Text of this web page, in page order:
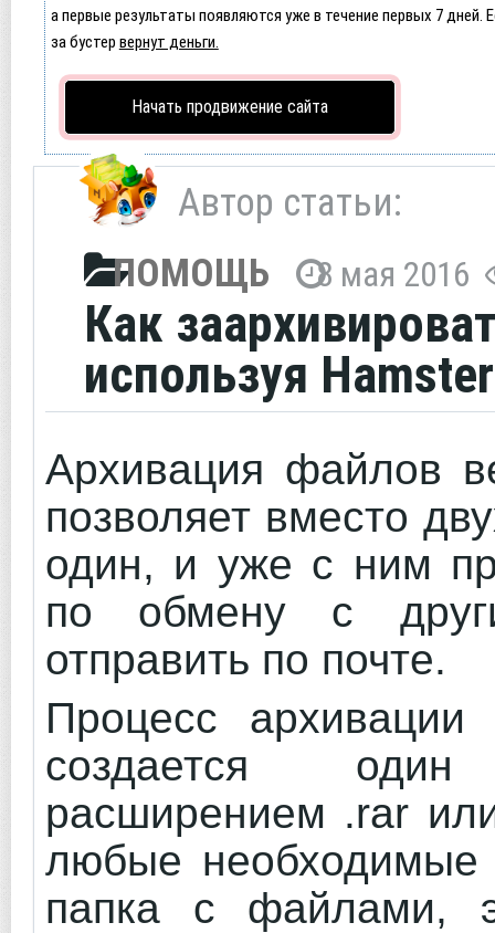
а первые результаты появляются уже в течение первых 7 дней.
за бустер вернут деньги.
Начать продвижение сайта
Автор статьи:
ПОМОЩЬ
8 мая 2016
Как
используя
Архивация файлов
позволяет вместо
один, и уже с ним
по обмену с
отправить по почте.
Процесс
создается
расширением .rar
любые
папка с файлами,